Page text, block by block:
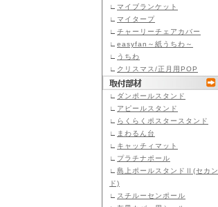
∟ マイブランケット
∟ マイタープ
∟ チャーリーチェアカバー
∟ easyfan～紙うちわ～
∟
うちわ
∟ クリスマス/正月用POP
∟ ダンポールスタンド
∟ アピールスタンド
∟ らくらくポスタースタンド
∟
まわるん台
∟ キャッチィマット
∟ プラチナポール
∟ 島上ポールスタンドⅡ(セカン
ド)
∟ スチルーセンポール